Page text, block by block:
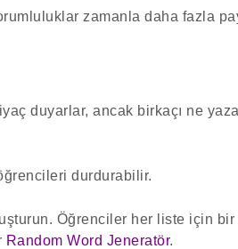
zamanla daha fazla
duyarlar, ancak birkaçı ne
durdurabilir.
Öğrenciler her liste için bir
Random Word Jeneratör.